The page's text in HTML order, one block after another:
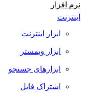
نرم افزار
اینترنت
ابزار اینترنت
ابزار وبمستر
ابزارهای جستجو
اشتراک فایل